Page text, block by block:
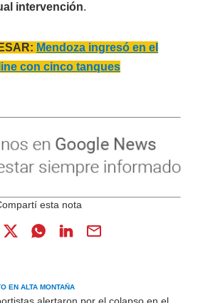
intervención.
Mendoza ingresó en el
con cinco tanques
EN ALTA MONTAÑA